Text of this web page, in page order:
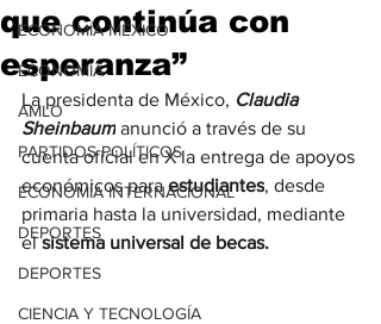
ECONOMÍA MÉXICO
ECONOMÍA
AMLO
PARTIDOS POLÍTICOS
ECONOMÍA INTERNACIONAL
DEPORTES
DEPORTES
CIENCIA Y TECNOLOGÍA
que continúa con
esperanza”
La presidenta de México, Claudia
Sheinbaum anunció a través de su
cuenta oficial en X la entrega de apoyos
económicos para estudiantes, desde
primaria hasta la universidad, mediante
el sistema universal de becas.